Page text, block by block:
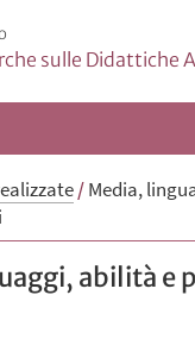
sulle Didattiche
/Media,
abilità e